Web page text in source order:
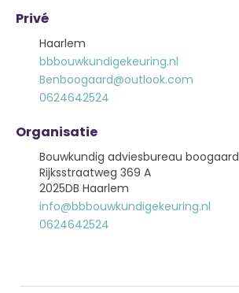
Privé
Haarlem
bbbouwkundigekeuring.nl
Benboogaard@outlook.com
0624642524
Organisatie
Bouwkundig adviesbureau boogaard
Rijksstraatweg 369 A
2025DB Haarlem
info@bbbouwkundigekeuring.nl
0624642524